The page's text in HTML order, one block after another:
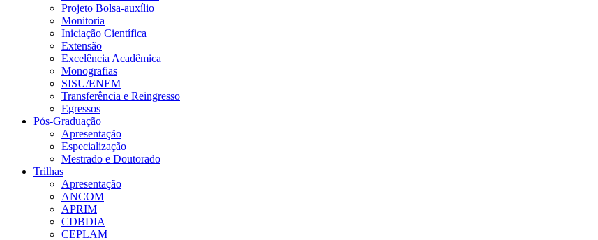
Projeto Bolsa-auxílio
Monitoria
Iniciação Científica
Extensão
Excelência Acadêmica
Monografias
SISU/ENEM
Transferência e Reingresso
Egressos
Pós-Graduação
Apresentação
Especialização
Mestrado e Doutorado
Trilhas
Apresentação
ANCOM
APRIM
CDBDIA
CEPLAM